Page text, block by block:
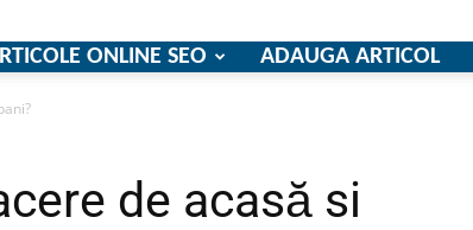
ONLINE SEO ADAUGA ARTICOL
de acasă si